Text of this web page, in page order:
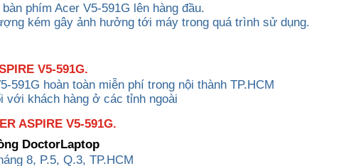
phím Acer V5-591G lên hàng đầu.
kém gây ảnh hưởng tới máy trong quá trình sử dụng.
V5-591G.
591G hoàn toàn miễn phí trong nội thành TP.HCM
với khách hàng ở các tỉnh ngoài
ASPIRE V5-591G.
DoctorLaptop
8, P.5, Q.3, TP.HCM